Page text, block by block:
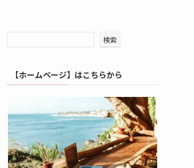
検索
【ホームページ】はこちらから